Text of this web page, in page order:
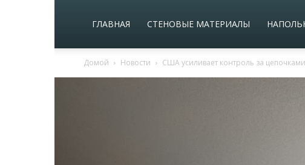
ГЛАВНАЯ СТЕНОВЫЕ МАТЕРИАЛЫ
Домой Новости США усиливает контроль за